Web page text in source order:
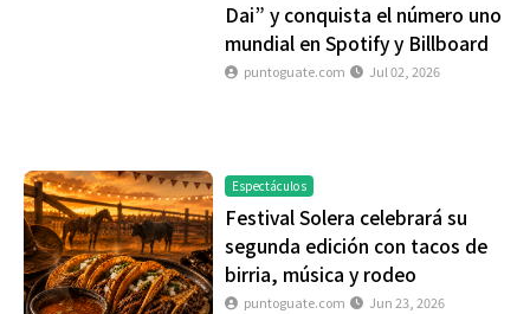
Dai” y conquista el número uno
mundial en Spotify y Billboard
puntoguate.com Jul 02, 2026
Espectáculos
Festival Solera celebrará su
segunda edición con tacos de
birria, música y rodeo
puntoguate.com Jun 23, 2026